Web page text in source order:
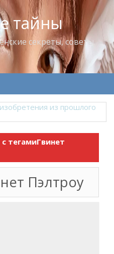
тайны
секреты, советы
тегамиГвинет
Пэлтроу